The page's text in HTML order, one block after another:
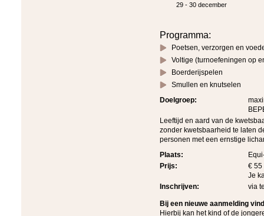
29 - 30 december
Programma:
Poetsen, verzorgen en
Voltige (turnoefeningen op
Boerderijspelen
Smullen en knutselen
Doelgroep:
Leeftijd en aard van de
zonder kwetsbaarheid te laten
personen met een ernstige
Plaats:
Prijs:
€ 55
Je
Inschrijven:
via
Bij een nieuwe aanmelding
Hierbij kan het kind of de